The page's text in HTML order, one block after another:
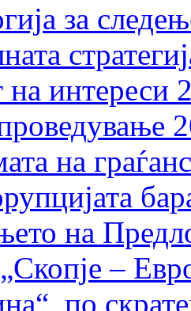
за
на интереси
на
на
–
по